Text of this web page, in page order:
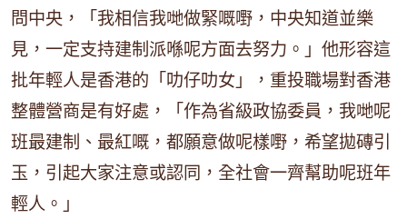
問中央，「我相信我哋做緊嘅嘢，中央知道並樂
見，一定支持建制派喺呢方面去努力。」他形容這
批年輕人是香港的「叻仔叻女」，重投職場對香港
整體營商是有好處，「作為省級政協委員，我哋呢
班最建制、最紅嘅，都願意做呢樣嘢，希望拋磚引
玉，引起大家注意或認同，全社會一齊幫助呢班年
輕人。」